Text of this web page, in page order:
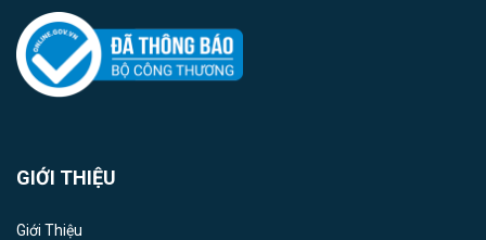
GIỚI THIỆU
Giới Thiệu